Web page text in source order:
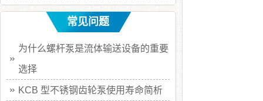
常见问题
为什么螺杆泵是流体输送设备的重要
选择
KCB 型不锈钢齿轮泵使用寿命简析